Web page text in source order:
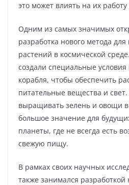
это может влиять на их
Одним из самых значимых
разработка нового метода
растений в космической
создали специальные условия
корабля, чтобы обеспечить
питательные вещества и
выращивать зелень и овощи
большое значение для
планеты, где не всегда есть
свежую пищу.
В рамках своих научных
также занимался